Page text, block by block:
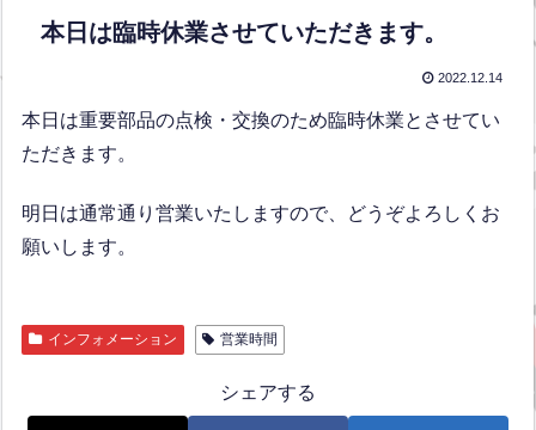
本日は臨時休業させていただきます。
2022.12.14
本日は重要部品の点検・交換のため臨時休業とさせてい
ただきます。
明日は通常通り営業いたしますので、どうぞよろしくお
願いします。
インフォメーション 営業時間
シェアする